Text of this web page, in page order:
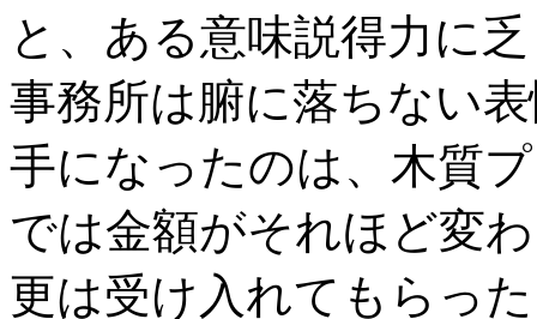
と、ある意味説得力に
事務所は腑に落ちない
手になったのは、木質
では金額がそれほど変
更は受け入れてもらっ